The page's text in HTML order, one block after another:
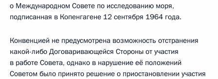
о Международном Совете по исследованию моря,
подписанная в Копенгагене 12 сентября 1964 года.
Конвенцией не предусмотрена возможность отстранения
какой-либо Договаривающейся Стороны от участия
в работе Совета, однако в нарушение её положений
Советом было принято решение о приостановлении участия